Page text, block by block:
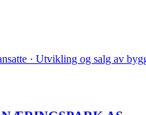
· Utvikling og salg av